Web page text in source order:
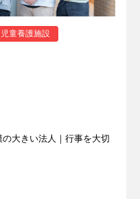
児童養護施設
大きい法人｜行事を大切